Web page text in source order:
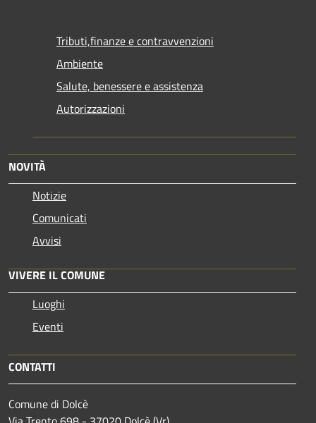
Tributi,finanze e contravvenzioni
Ambiente
Salute, benessere e assistenza
Autorizzazioni
NOVITÀ
Notizie
Comunicati
Avvisi
VIVERE IL COMUNE
Luoghi
Eventi
CONTATTI
Comune di Dolcè